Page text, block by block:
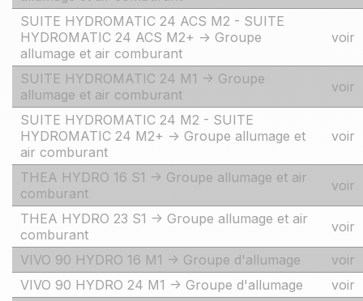
SUITE HYDROMATIC 24 ACS M2 - SUITE
HYDROMATIC 24 ACS M2+ -> Groupe
allumage et air comburant
voir
SUITE HYDROMATIC 24 M1 -> Groupe
allumage et air comburant
voir
SUITE HYDROMATIC 24 M2 - SUITE
HYDROMATIC 24 M2+ -> Groupe allumage et
air comburant
voir
THEA HYDRO 16 S1 -> Groupe allumage et air
comburant
voir
THEA HYDRO 23 S1 -> Groupe allumage et air
comburant
voir
VIVO 90 HYDRO 16 M1 -> Groupe d'allumage
voir
VIVO 90 HYDRO 24 M1 -> Groupe d'allumage
voir